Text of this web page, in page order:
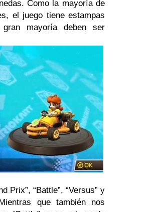
Como la mayoría de
el juego tiene estampas
mayoría deben ser
Prix”, “Battle”, “Versus” y
que también nos